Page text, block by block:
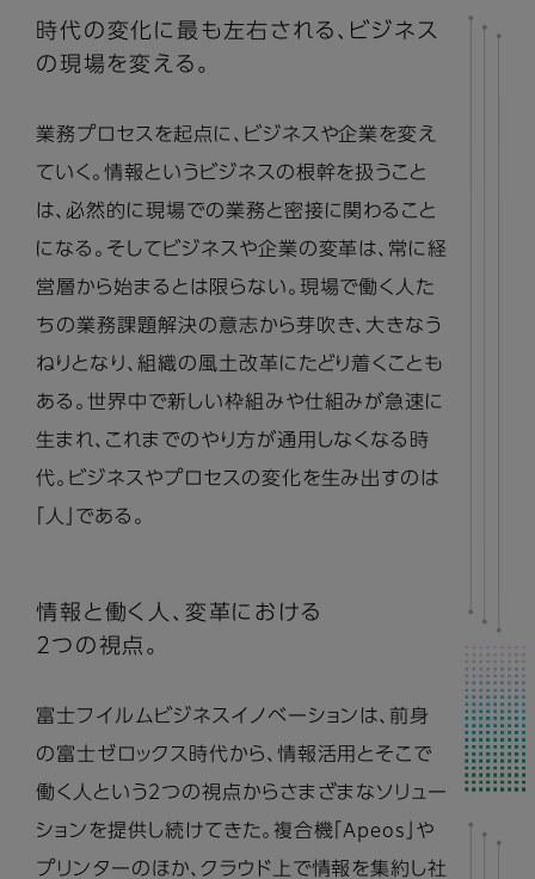
時代の変化に最も左右される、ビジネス
の現場を変える。
業務プロセスを起点に、ビジネスや企業を変え
ていく。情報というビジネスの根幹を扱うこと
は、必然的に現場での業務と密接に関わること
になる。そしてビジネスや企業の変革は、常に経
営層から始まるとは限らない。現場で働く人た
ちの業務課題解決の意志から芽吹き、大きなう
ねりとなり、組織の風土改革にたどり着くことも
ある。世界中で新しい枠組みや仕組みが急速に
生まれ、これまでのやり方が通用しなくなる時
代。ビジネスやプロセスの変化を生み出すのは
「人」である。
情報と働く人、変革における
２つの視点。
富士フイルムビジネスイノベーションは、前身
の富士ゼロックス時代から、情報活用とそこで
働く人という２つの視点からさまざまなソリュー
ションを提供し続けてきた。複合機「Apeos」や
プリンターのほか、クラウド上で情報を集約し社